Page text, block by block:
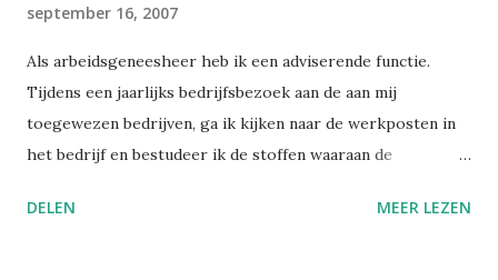
september 16, 2007
Als arbeidsgeneesheer heb ik een adviserende functie.
Tijdens een jaarlijks bedrijfsbezoek aan de aan mij
toegewezen bedrijven, ga ik kijken naar de werkposten in
het bedrijf en bestudeer ik de stoffen waaraan de
adviezen over de onderzoeken die best worden uitgevoerd,
DELEN MEER LEZEN